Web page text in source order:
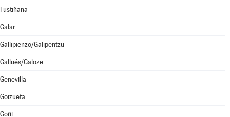
Fustiñana
Galar
Gallipienzo/Galipentzu
Gallués/Galoze
Genevilla
Goizueta
Goñi